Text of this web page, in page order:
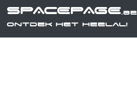
SPACEPAGE.be
Ontdek het heelal!